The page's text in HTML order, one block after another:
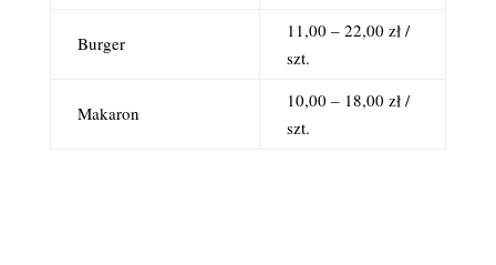
Burger
11,00 – 22,00 zł /
szt.
Makaron
10,00 – 18,00 zł /
szt.